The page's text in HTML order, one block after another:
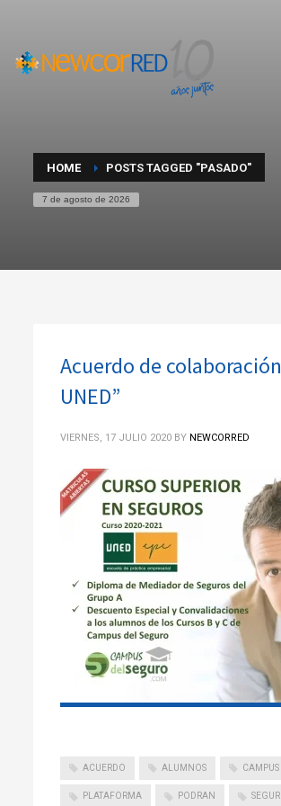
HOME POSTS TAGGED "PASADO"
7 de agosto de 2026
Acuerdo de
UNED”
VIERNES, 17 JULIO 2020 BY NEWCORRED
ACUERDO ALUMNOS CAMPUS
PLATAFORMA PODRAN